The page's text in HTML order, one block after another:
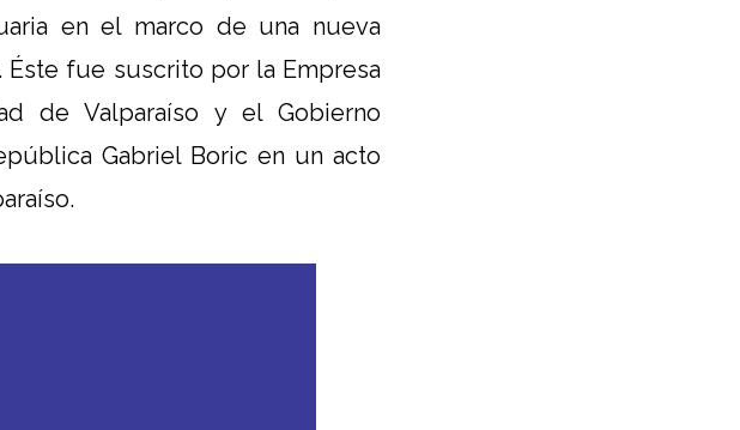
en el marco de una nueva
fue suscrito por la Empresa
de Valparaíso y el Gobierno
Gabriel Boric en un acto